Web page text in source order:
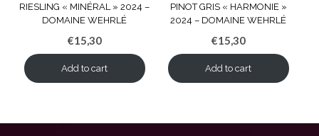
RIESLING « MINÉRAL » 2024 –
DOMAINE WEHRLÉ
€15,30
Add to cart
PINOT GRIS « HARMONIE »
2024 – DOMAINE WEHRLÉ
€15,30
Add to cart